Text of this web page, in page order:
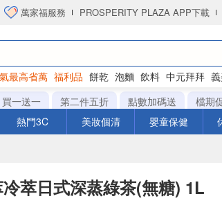
萬家福服務 PROSPERITY PLAZA APP下載
最高省萬 福利品 餅乾 泡麵 飲料 中元拜拜
買一送一 第二件五折 點數加碼送
檔期
熱門3C 美妝個清 嬰童保健
萃日式深蒸綠茶(無糖) 1L